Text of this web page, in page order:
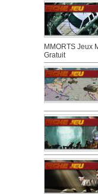
MMORTS Jeux
Gratuit